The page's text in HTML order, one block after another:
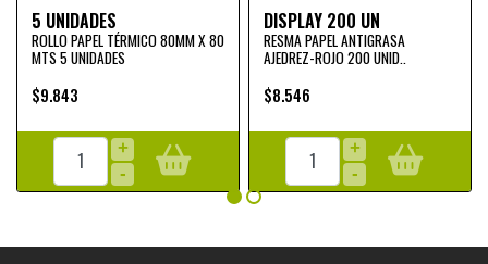
5 UNIDADES
ROLLO PAPEL TÉRMICO 80MM X 80
MTS 5 UNIDADES
$9.843
+
-
DISPLAY 200 UN
RESMA PAPEL ANTIGRASA
AJEDREZ-ROJO 200 UNID..
$8.546
+
-